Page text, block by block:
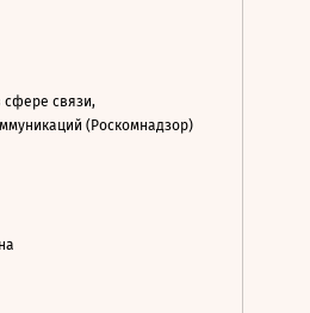
связи,
(Роскомнадзор)